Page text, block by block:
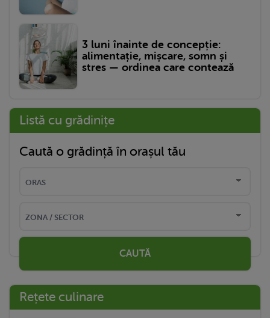
3 luni înainte de concepție:
alimentație, mișcare, somn și
stres — ordinea care contează
Listă cu grădinițe
Caută o grădință în orașul tău
CAUTĂ
Rețete culinare